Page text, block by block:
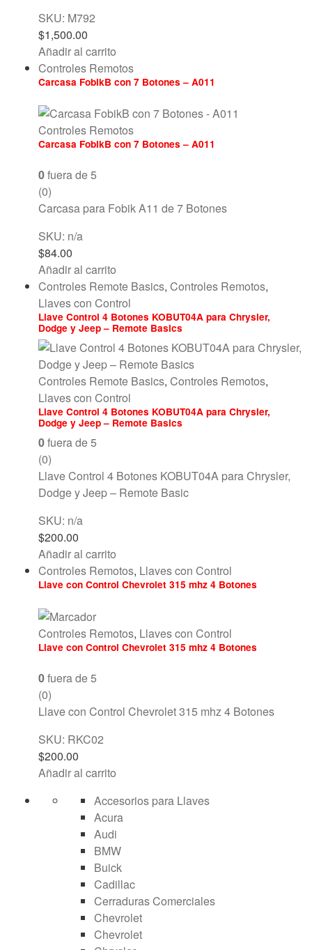
SKU: M792
$1,500.00
Añadir al carrito
Controles Remotos
Carcasa FobikB con 7 Botones – A011
Controles Remotos
Carcasa FobikB con 7 Botones – A011
0fuera de 5
(0)
Carcasa para Fobik A11 de 7 Botones
SKU: n/a
$84.00
Añadir al carrito
Controles Remote Basics, Controles Remotos,
Llaves con Control
Llave Control 4 Botones KOBUT04A para Chrysler,
Dodge y Jeep – Remote Basics
Controles Remote Basics, Controles Remotos,
Llaves con Control
Llave Control 4 Botones KOBUT04A para Chrysler,
Dodge y Jeep – Remote Basics
0fuera de 5
(0)
Llave Control 4 Botones KOBUT04A para Chrysler,
Dodge y Jeep – Remote Basic
SKU: n/a
$200.00
Añadir al carrito
Controles Remotos, Llaves con Control
Llave con Control Chevrolet 315 mhz 4 Botones
Controles Remotos, Llaves con Control
Llave con Control Chevrolet 315 mhz 4 Botones
0fuera de 5
(0)
Llave con Control Chevrolet 315 mhz 4 Botones
SKU: RKC02
$200.00
Añadir al carrito
Accesorios para Llaves
Acura
Audi
BMW
Buick
Cadillac
Cerraduras Comerciales
Chevrolet
Chevrolet